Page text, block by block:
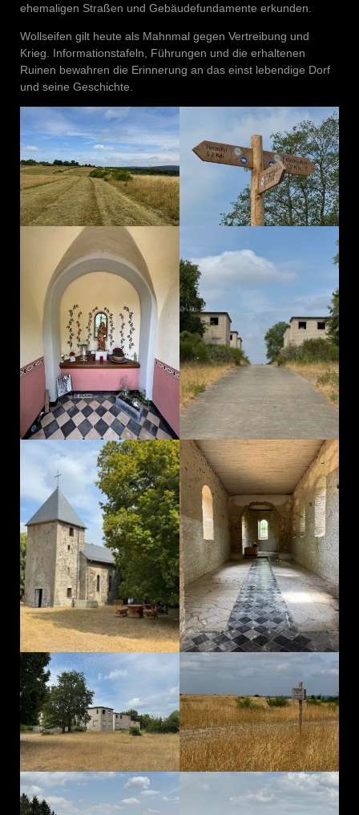
ehemaligen Straßen und Gebäudefundamente erkunden.
Wollseifen gilt heute als Mahnmal gegen Vertreibung und
Krieg. Informationstafeln, Führungen und die erhaltenen
Ruinen bewahren die Erinnerung an das einst lebendige Dorf
und seine Geschichte.